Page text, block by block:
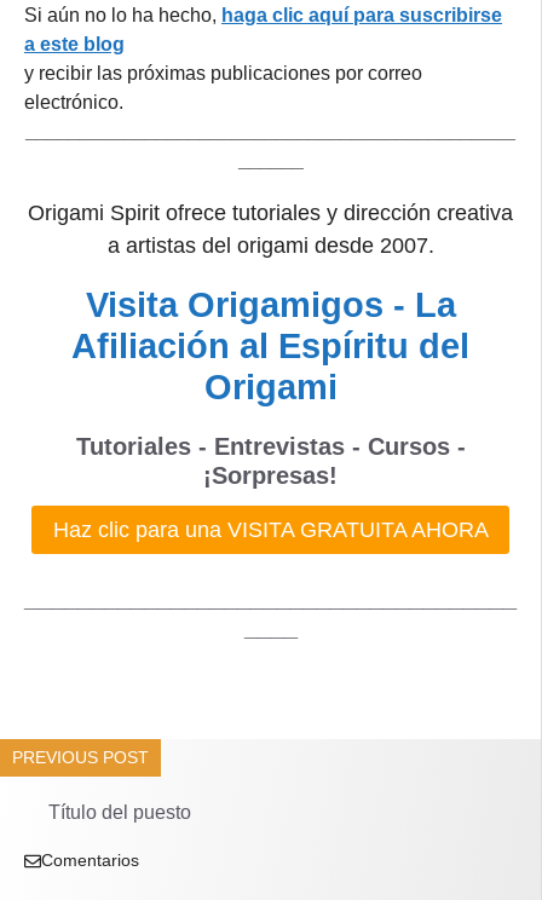
Si aún no lo ha hecho, haga clic aquí para suscribirse
a este blog
y recibir las próximas publicaciones por correo
electrónico.
Origami Spirit ofrece tutoriales y dirección creativa
a artistas del origami desde 2007.
Visita Origamigos - La
Afiliación al Espíritu del
Origami
Tutoriales - Entrevistas - Cursos -
¡Sorpresas!
Haz clic para una VISITA GRATUITA AHORA
PREVIOUS POST
Título del puesto
Comentarios